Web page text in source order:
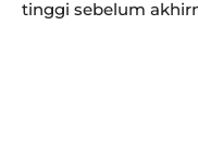
tinggi sebelum